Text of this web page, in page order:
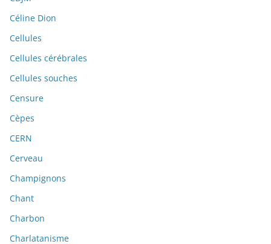
Céline Dion
Cellules
Cellules cérébrales
Cellules souches
Censure
Cèpes
CERN
Cerveau
Champignons
Chant
Charbon
Charlatanisme